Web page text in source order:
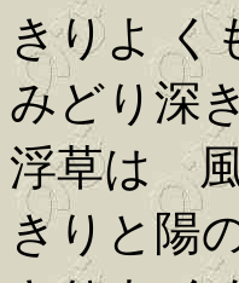
きりよ く
みどり深
浮草は
きりと陽